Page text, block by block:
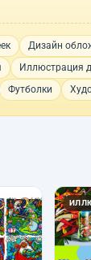
Дизайн
Иллюстрация
Футболки